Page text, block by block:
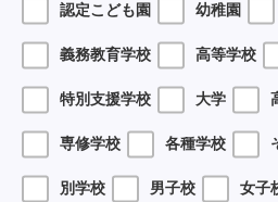
認定こども園 幼稚園
義務教育学校 高等学校
特別支援学校 大学
専修学校 各種学校
別学校 男子校 女子